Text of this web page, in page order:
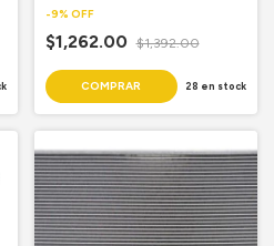
-9% OFF
$1,262.00 $1,392.00
28 en stock